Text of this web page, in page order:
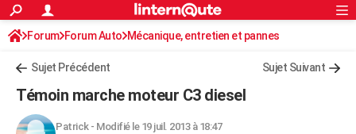
ACTUALITÉS
Politique
Société
Faits Divers
Education
Monde
Villes
+
FINANCE
Rechercher
S'inscrire
Connexion
Forum Forum Auto Mécanique, entretien et pannes
Sujet Précédent Sujet Suivant
Témoin marche moteur C3 diesel
Patrick- Modifié le 19 juil. 2013 à 18:47